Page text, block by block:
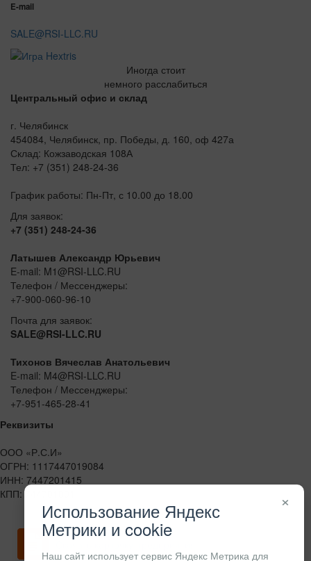
E-mail
SALE@RSI-LLC.RU
Иногда стоит
немного расслабиться
Центральный офис и склад
г. Челябинск
454084, Челябинск, пр. Победы, д. 160, оф 427а
Склад: Кожзаводская 108А
Тел: +7 (351) 248-24-36
График работы: Пн-Пт, с 10.00 до 18.00
Для заявок:
+7 (351) 248-24-36
Латышев Александр Юрьевич
E-mail: M1@RSI-LLC.RU
Телефон / Мессенджеры:
+7-900-060-96-10
Почта для заявок:
SALE@RSI-LLC.RU
Тихонов Вячеслав Анатольевич
E-mail: M4@RSI-LLC.RU
Телефон / Мессенджеры:
+7-951-465-28-41
Реквизиты
ООО «Р.С.И»
ОГРН: 1117447019084
ИНН: 7447201415
КПП: 744701001
Скачать карточку предприятия
×
Использование Яндекс
Метрики и cookie
Наш сайт использует сервис Яндекс Метрика для